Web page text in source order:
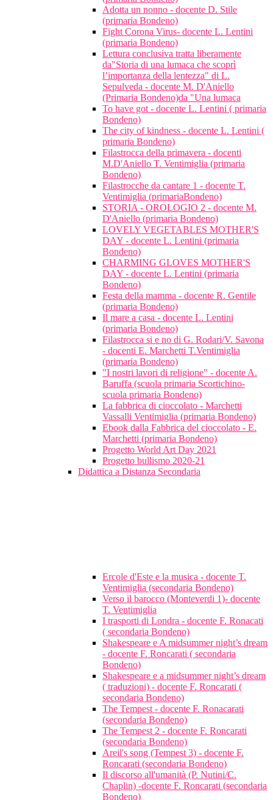
Adotta un nonno - docente D. Stile
(primaria Bondeno)
Fight Corona Virus- docente L. Lentini
(primaria Bondeno)
Lettura conclusiva tratta liberamente
da"Storia di una lumaca che scoprì
l’importanza della lentezza" di L.
Sepulveda - docente M. D'Aniello
(Primaria Bondeno)da "Una lumaca
To have got - docente L. Lentini ( primaria
Bondeno)
The city of kindness - docente L. Lentini (
primaria Bondeno)
Filastrocca della primavera - docenti
M.D'Aniello T. Ventimiglia (primaria
Bondeno)
Filastrocche da cantare 1 - docente T.
Ventimiglia (primariaBondeno)
STORIA - OROLOGIO 2 - docente M.
D'Aniello (primaria Bondeno)
LOVELY VEGETABLES MOTHER'S
DAY - docente L. Lentini (primaria
Bondeno)
CHARMING GLOVES MOTHER'S
DAY - docente L. Lentini (primaria
Bondeno)
Festa della mamma - docente R. Gentile
(primaria Bondeno)
Il mare a casa - docente L. Lentini
(primaria Bondeno)
Filastrocca si e no di G. Rodari/V. Savona
- docenti E. Marchetti T.Ventimiglia
(primaria Bondeno)
"I nostri lavori di religione" - docente A.
Baruffa (scuola primaria Scortichino-
scuola primaria Bondeno)
La fabbrica di cioccolato - Marchetti
Vassalli Ventimiglia (primaria Bondeno)
Ebook dalla Fabbrica del cioccolato - E.
Marchetti (primaria Bondeno)
Progetto World Art Day 2021
Progetto bullismo 2020-21
Didattica a Distanza Secondaria
Ercole d'Este e la musica - docente T.
Ventimiglia (secondaria Bondeno)
Verso il barocco (Monteverdi 1)- docente
T. Ventimiglia
I trasporti di Londra - docente F. Ronacati
( secondaria Bondeno)
Shakespeare e A midsummer night’s dream
- docente F. Roncarati ( secondaria
Bondeno)
Shakespeare e a midsummer night’s dream
( traduzioni) - docente F. Roncarati (
secondaria Bondeno)
The Tempest - docente F. Ronacarati
(secondaria Bondeno)
The Tempest 2 - docente F. Roncarati
(secondaria Bondeno)
Areil's song (Tempest 3) - docente F.
Roncarati (secondaria Bondeno)
Il discorso all'umanità (P. Nutini/C.
Chaplin) -docente F. Roncarati (secondaria
Bondeno)